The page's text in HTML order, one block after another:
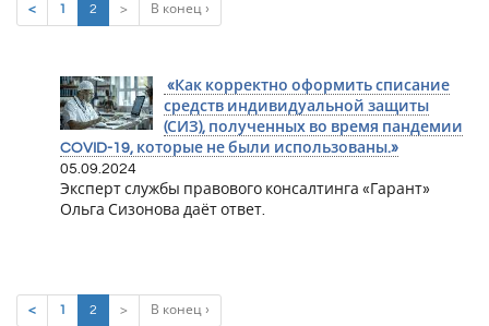
< 1 2 (current)
> В конец ›
«Как корректно оформить списание
средств индивидуальной защиты
(СИЗ), полученных во время пандемии
COVID-19, которые не были использованы.»
05.09.2024
Эксперт службы правового консалтинга «Гарант»
Ольга Сизонова даёт ответ.
< 1 2 (current)
> В конец ›